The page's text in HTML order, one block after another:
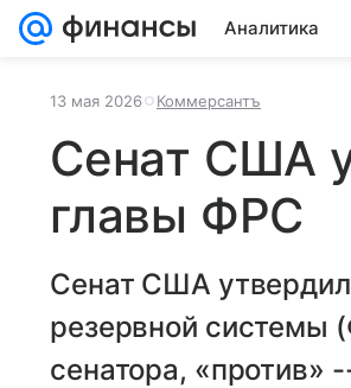
Аналитика
13 мая 2026 Коммерсантъ
Сенат США
главы ФРС
Сенат США
резервной системы
сенатора, «против»